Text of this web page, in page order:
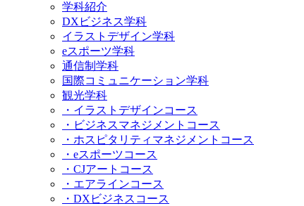
学科紹介
DXビジネス学科
イラストデザイン学科
eスポーツ学科
通信制学科
国際コミュニケーション学科
観光学科
・イラストデザインコース
・ビジネスマネジメントコース
・ホスピタリティマネジメントコース
・eスポーツコース
・CJアートコース
・エアラインコース
・DXビジネスコース